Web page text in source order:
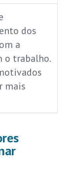
dos
a
o trabalho.
mais